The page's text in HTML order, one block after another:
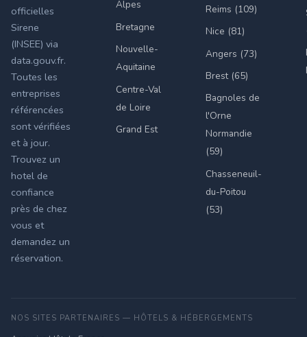
officielles
Sirene
(INSEE) via
data.gouv.fr.
Toutes les
entreprises
référencées
sont vérifiées
et à jour.
Trouvez un
hotel de
confiance
près de chez
vous et
demandez un
réservation.
Alpes
Bretagne
Nouvelle-
Aquitaine
Centre-Val
de Loire
Grand Est
Reims (109)
Nice (81)
Angers (73)
Brest (65)
Bagnoles de
l'Orne
Normandie
(59)
Chasseneuil-
du-Poitou
(53)
NOS SITES PARTENAIRES — HÔTELS & HÉBERGEMENTS